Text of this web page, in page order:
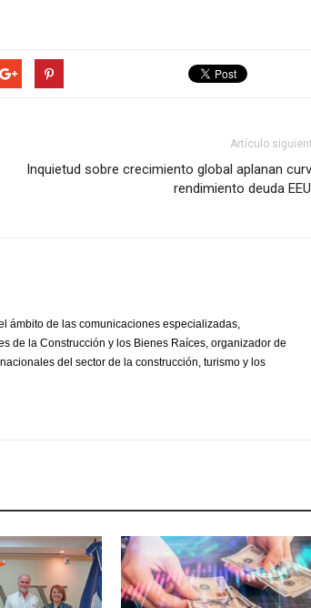
Artículo
Inquietud sobre crecimiento global aplanan
rendimiento deuda
ámbito de las comunicaciones especializadas,
de la Construcción y los Bienes Raíces, organizador de
del sector de la construcción, turismo y los